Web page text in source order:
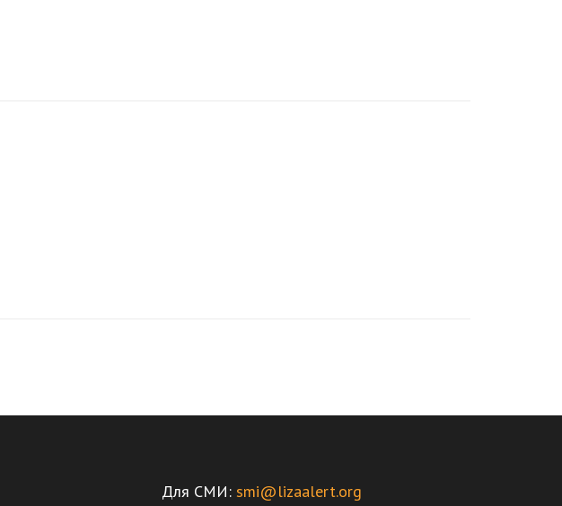
Для СМИ: smi@lizaalert.org